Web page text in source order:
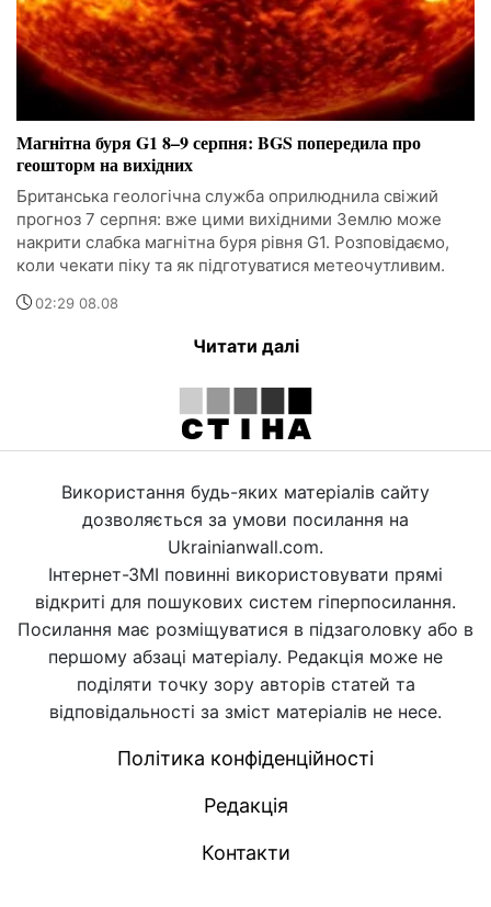
Магнітна буря G1 8–9 серпня: BGS попередила про
геошторм на вихідних
Британська геологічна служба оприлюднила свіжий
прогноз 7 серпня: вже цими вихідними Землю може
накрити слабка магнітна буря рівня G1. Розповідаємо,
коли чекати піку та як підготуватися метеочутливим.
02:29 08.08
Читати далі
Використання будь-яких матеріалів сайту
дозволяється за умови посилання на
Ukrainianwall.com.
Інтернет-ЗМІ повинні використовувати прямі
відкриті для пошукових систем гіперпосилання.
Посилання має розміщуватися в підзаголовку або в
першому абзаці матеріалу. Редакція може не
поділяти точку зору авторів статей та
відповідальності за зміст матеріалів не несе.
Політика конфіденційності
Редакція
Контакти